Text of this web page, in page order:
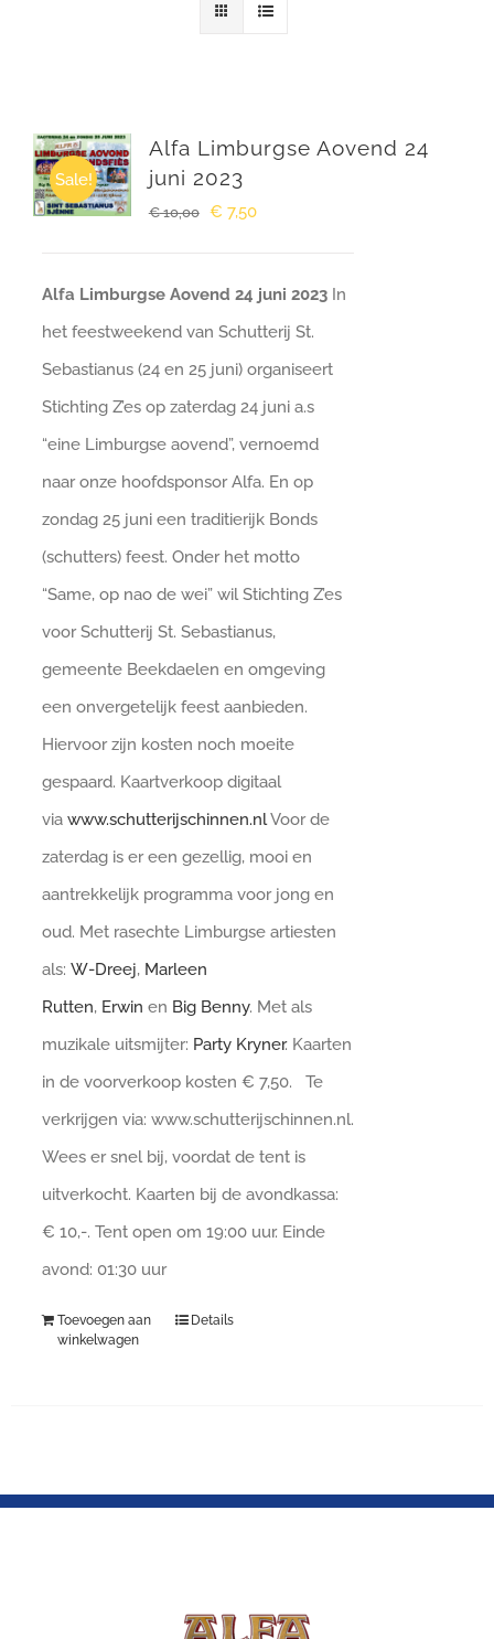
Sale!
Alfa Limburgse Aovend 24
juni 2023
€10,00
Oorspronkelijke
was:
€ 10,00.
€ 7,50Huidige
is:
€ 7,50.
Alfa Limburgse Aovend 24 juni 2023In
het feestweekend van Schutterij St.
Sebastianus (24 en 25 juni) organiseert
Stichting Z’es op zaterdag 24 juni a.s
“eine Limburgse aovend”, vernoemd
naar onze hoofdsponsor Alfa. En op
zondag 25 juni een traditierijk Bonds
(schutters) feest. Onder het motto
“Same, op nao de wei” wil Stichting Z’es
voor Schutterij St. Sebastianus,
gemeente Beekdaelen en omgeving
een onvergetelijk feest aanbieden.
Hiervoor zijn kosten noch moeite
gespaard. Kaartverkoop digitaal
viawww.schutterijschinnen.nlVoor de
zaterdag is er een gezellig, mooi en
aantrekkelijk programma voor jong en
oud. Met rasechte Limburgse artiesten
als: W-Dreej, Marleen
Rutten, Erwin en Big Benny. Met als
muzikale uitsmijter: Party Kryner. Kaarten
in de voorverkoop kosten € 7,50. Te
verkrijgen via: www.schutterijschinnen.nl.
Wees er snel bij, voordat de tent is
uitverkocht. Kaarten bij de avondkassa:
€ 10,-. Tent open om 19:00 uur. Einde
avond: 01:30 uur
Toevoegen aan
winkelwagen
Details